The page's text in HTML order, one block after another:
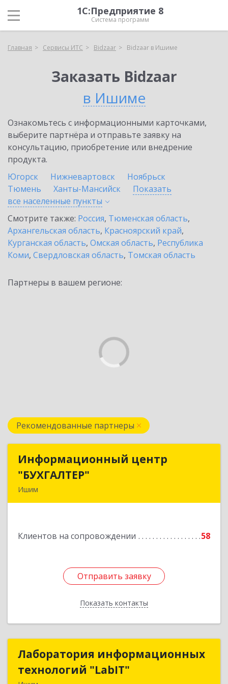
1С:Предприятие 8
Система программ
Главная Сервисы ИТС Bidzaar Bidzaar в Ишиме
Заказать Bidzaar
в Ишиме
Ознакомьтесь с информационными карточками,
выберите партнёра и отправьте заявку на
консультацию, приобретение или внедрение
продукта.
Югорск
Нижневартовск
Ноябрьск
Тюмень
Ханты-Мансийск
Показать
все населенные пункты
Смотрите также: Россия, Тюменская область,
Архангельская область, Красноярский край,
Курганская область, Омская область, Республика
Коми, Свердловская область, Томская область
Партнеры в вашем регионе:
Рекомендованные партнеры
Информационный центр
"БУХГАЛТЕР"
Ишим
Клиентов на сопровождении 58
Отправить заявку
Показать контакты
Информационный центр
Подробнее
Отправить заявку
Назад
Лаборатория информационных
технологий "LabIT"
Лаборатория информационных
технологий "LabIT"